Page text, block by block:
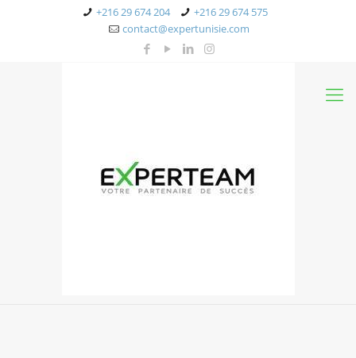
+216 29 674 204
+216 29 674 575
contact@expertunisie.com